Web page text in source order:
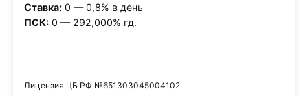
Ставка:0 — 0,8% в день
ПСК:0 — 292,000% гд.
Лицензия ЦБ РФ №651303045004102